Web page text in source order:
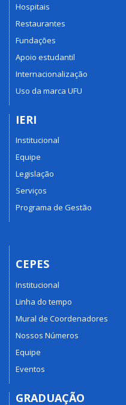
Hospitais
Restaurantes
Fundações
Apoio estudantil
Internacionalização
Uso da marca UFU
IERI
Institucional
Equipe
Legislação
Serviços
Programa de Gestão
CEPES
Institucional
Linha do tempo
Mural de Coordenadores
Nossos Números
Equipe
Eventos
GRADUAÇÃO